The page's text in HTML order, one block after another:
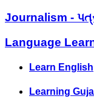
Journalism -
Language
Learn English
Learning